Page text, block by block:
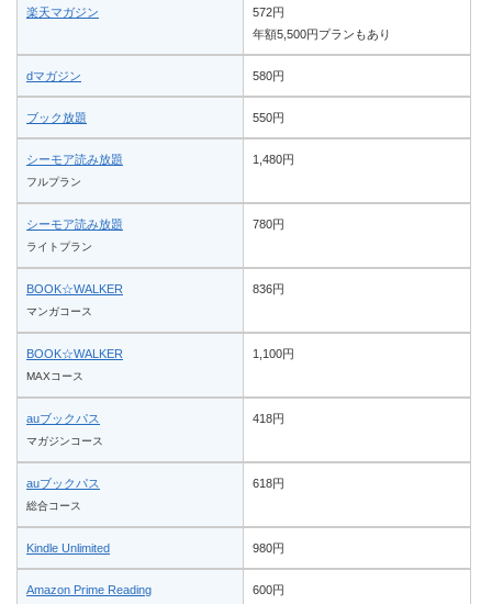
楽天マガジン
572円
年額5,500円プランもあり
dマガジン 580円
ブック放題 550円
シーモア読み放題
フルプラン
1,480円
シーモア読み放題
ライトプラン
780円
BOOK☆WALKER
マンガコース
836円
BOOK☆WALKER
MAXコース
1,100円
auブックパス
マガジンコース
418円
auブックパス
総合コース
618円
Kindle Unlimited 980円
Amazon Prime Reading 600円